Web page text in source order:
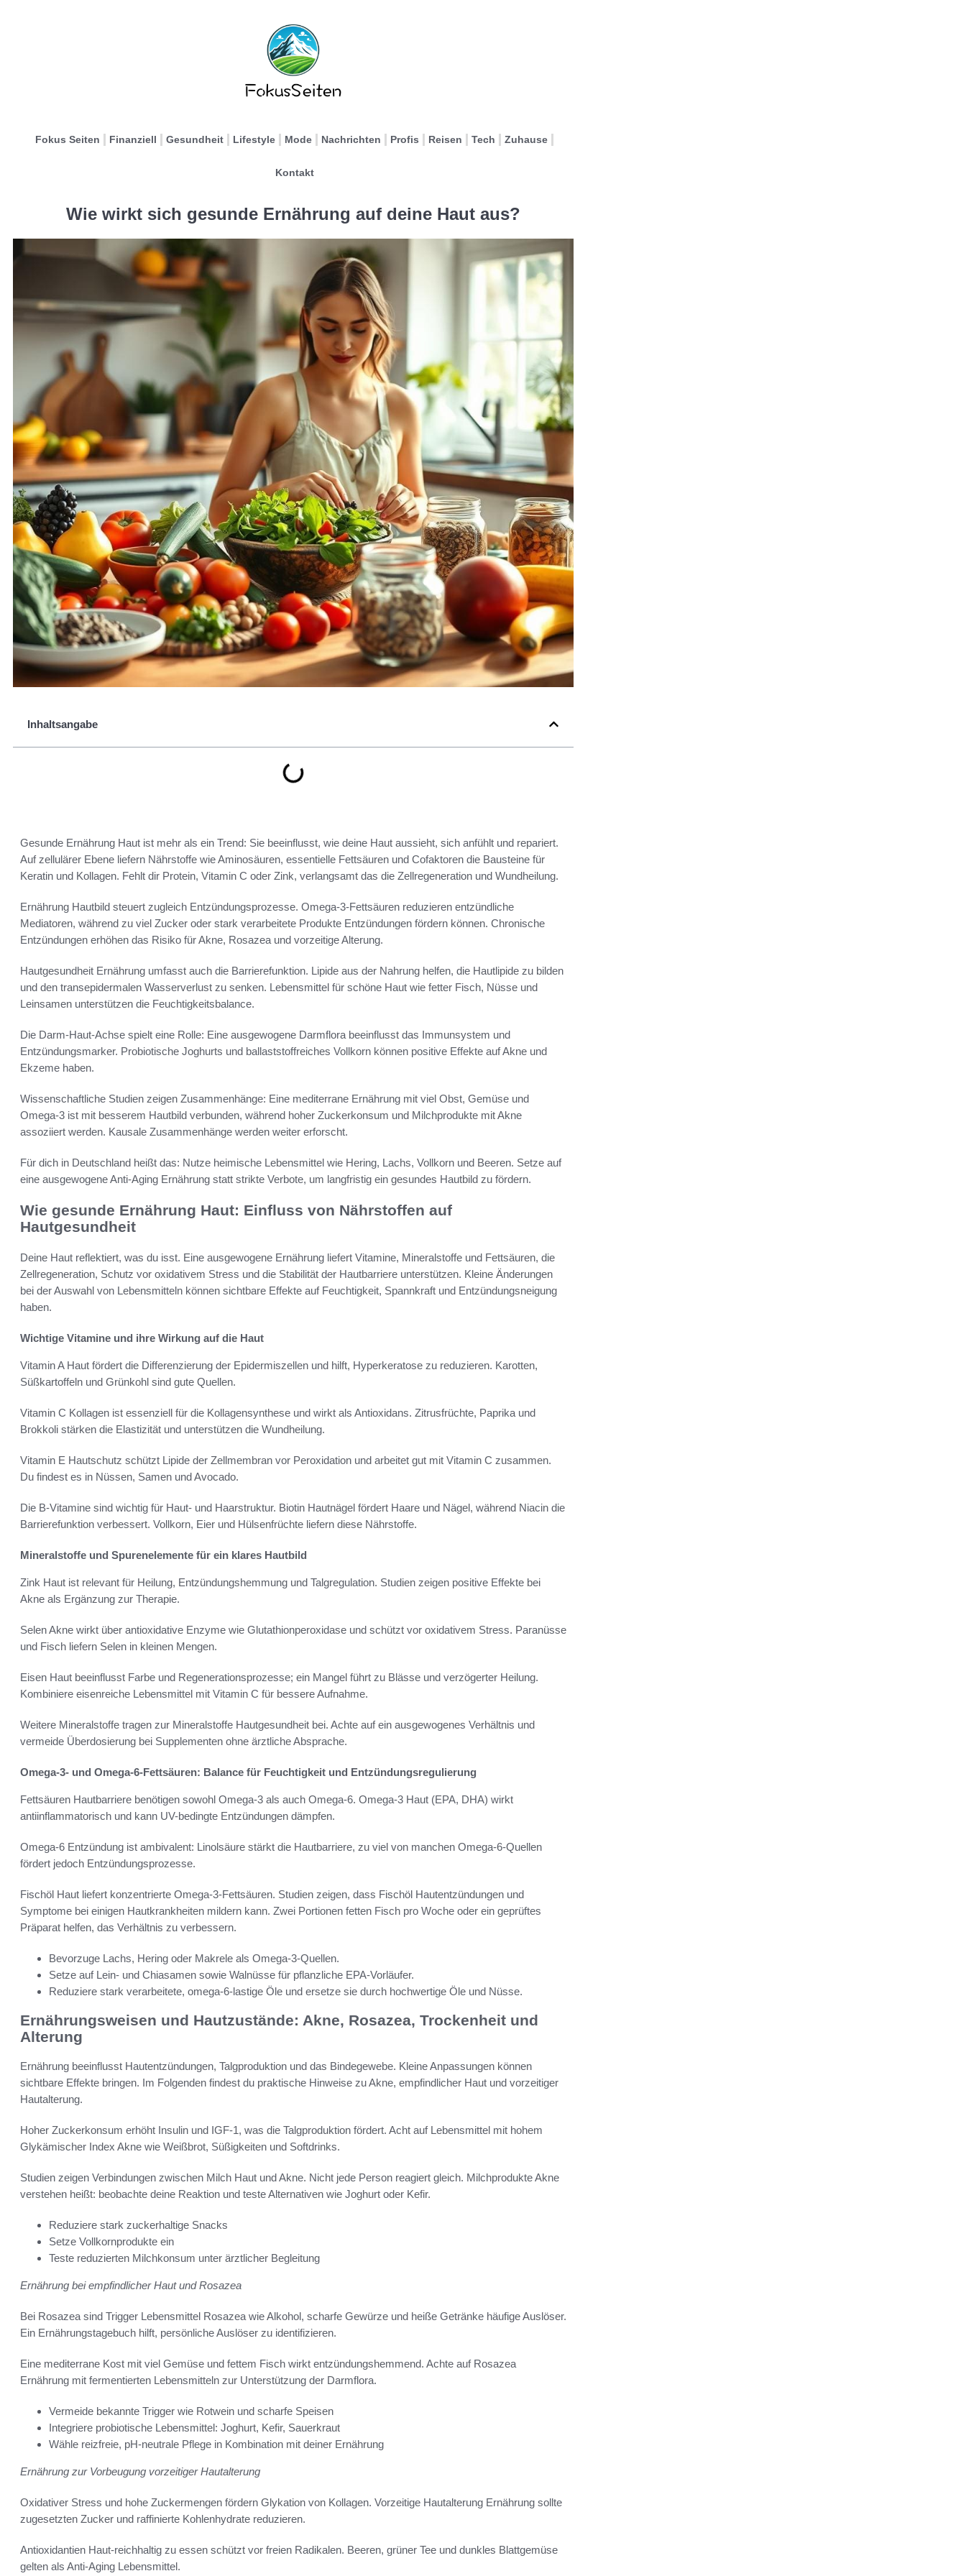
Fokus Seiten Finanziell Gesundheit Lifestyle Mode Nachrichten Profis Reisen Tech Zuhause
Kontakt
Wie wirkt sich gesunde Ernährung auf deine Haut aus?
Inhaltsangabe
Gesunde Ernährung Haut ist mehr als ein Trend: Sie beeinflusst, wie deine Haut aussieht, sich anfühlt und repariert.
Auf zellulärer Ebene liefern Nährstoffe wie Aminosäuren, essentielle Fettsäuren und Cofaktoren die Bausteine für
Keratin und Kollagen. Fehlt dir Protein, Vitamin C oder Zink, verlangsamt das die Zellregeneration und Wundheilung.
Ernährung Hautbild steuert zugleich Entzündungsprozesse. Omega-3-Fettsäuren reduzieren entzündliche
Mediatoren, während zu viel Zucker oder stark verarbeitete Produkte Entzündungen fördern können. Chronische
Entzündungen erhöhen das Risiko für Akne, Rosazea und vorzeitige Alterung.
Hautgesundheit Ernährung umfasst auch die Barrierefunktion. Lipide aus der Nahrung helfen, die Hautlipide zu bilden
und den transepidermalen Wasserverlust zu senken. Lebensmittel für schöne Haut wie fetter Fisch, Nüsse und
Leinsamen unterstützen die Feuchtigkeitsbalance.
Die Darm-Haut-Achse spielt eine Rolle: Eine ausgewogene Darmflora beeinflusst das Immunsystem und
Entzündungsmarker. Probiotische Joghurts und ballaststoffreiches Vollkorn können positive Effekte auf Akne und
Ekzeme haben.
Wissenschaftliche Studien zeigen Zusammenhänge: Eine mediterrane Ernährung mit viel Obst, Gemüse und
Omega-3 ist mit besserem Hautbild verbunden, während hoher Zuckerkonsum und Milchprodukte mit Akne
assoziiert werden. Kausale Zusammenhänge werden weiter erforscht.
Für dich in Deutschland heißt das: Nutze heimische Lebensmittel wie Hering, Lachs, Vollkorn und Beeren. Setze auf
eine ausgewogene Anti-Aging Ernährung statt strikte Verbote, um langfristig ein gesundes Hautbild zu fördern.
Wie gesunde Ernährung Haut: Einfluss von Nährstoffen auf
Hautgesundheit
Deine Haut reflektiert, was du isst. Eine ausgewogene Ernährung liefert Vitamine, Mineralstoffe und Fettsäuren, die
Zellregeneration, Schutz vor oxidativem Stress und die Stabilität der Hautbarriere unterstützen. Kleine Änderungen
bei der Auswahl von Lebensmitteln können sichtbare Effekte auf Feuchtigkeit, Spannkraft und Entzündungsneigung
haben.
Wichtige Vitamine und ihre Wirkung auf die Haut
Vitamin A Haut fördert die Differenzierung der Epidermiszellen und hilft, Hyperkeratose zu reduzieren. Karotten,
Süßkartoffeln und Grünkohl sind gute Quellen.
Vitamin C Kollagen ist essenziell für die Kollagensynthese und wirkt als Antioxidans. Zitrusfrüchte, Paprika und
Brokkoli stärken die Elastizität und unterstützen die Wundheilung.
Vitamin E Hautschutz schützt Lipide der Zellmembran vor Peroxidation und arbeitet gut mit Vitamin C zusammen.
Du findest es in Nüssen, Samen und Avocado.
Die B-Vitamine sind wichtig für Haut- und Haarstruktur. Biotin Hautnägel fördert Haare und Nägel, während Niacin die
Barrierefunktion verbessert. Vollkorn, Eier und Hülsenfrüchte liefern diese Nährstoffe.
Mineralstoffe und Spurenelemente für ein klares Hautbild
Zink Haut ist relevant für Heilung, Entzündungshemmung und Talgregulation. Studien zeigen positive Effekte bei
Akne als Ergänzung zur Therapie.
Selen Akne wirkt über antioxidative Enzyme wie Glutathionperoxidase und schützt vor oxidativem Stress. Paranüsse
und Fisch liefern Selen in kleinen Mengen.
Eisen Haut beeinflusst Farbe und Regenerationsprozesse; ein Mangel führt zu Blässe und verzögerter Heilung.
Kombiniere eisenreiche Lebensmittel mit Vitamin C für bessere Aufnahme.
Weitere Mineralstoffe tragen zur Mineralstoffe Hautgesundheit bei. Achte auf ein ausgewogenes Verhältnis und
vermeide Überdosierung bei Supplementen ohne ärztliche Absprache.
Omega-3- und Omega-6-Fettsäuren: Balance für Feuchtigkeit und Entzündungsregulierung
Fettsäuren Hautbarriere benötigen sowohl Omega-3 als auch Omega-6. Omega-3 Haut (EPA, DHA) wirkt
antiinflammatorisch und kann UV-bedingte Entzündungen dämpfen.
Omega-6 Entzündung ist ambivalent: Linolsäure stärkt die Hautbarriere, zu viel von manchen Omega-6-Quellen
fördert jedoch Entzündungsprozesse.
Fischöl Haut liefert konzentrierte Omega-3-Fettsäuren. Studien zeigen, dass Fischöl Hautentzündungen und
Symptome bei einigen Hautkrankheiten mildern kann. Zwei Portionen fetten Fisch pro Woche oder ein geprüftes
Präparat helfen, das Verhältnis zu verbessern.
Bevorzuge Lachs, Hering oder Makrele als Omega-3-Quellen.
Setze auf Lein- und Chiasamen sowie Walnüsse für pflanzliche EPA-Vorläufer.
Reduziere stark verarbeitete, omega-6-lastige Öle und ersetze sie durch hochwertige Öle und Nüsse.
Ernährungsweisen und Hautzustände: Akne, Rosazea, Trockenheit und
Alterung
Ernährung beeinflusst Hautentzündungen, Talgproduktion und das Bindegewebe. Kleine Anpassungen können
sichtbare Effekte bringen. Im Folgenden findest du praktische Hinweise zu Akne, empfindlicher Haut und vorzeitiger
Hautalterung.
Hoher Zuckerkonsum erhöht Insulin und IGF-1, was die Talgproduktion fördert. Acht auf Lebensmittel mit hohem
Glykämischer Index Akne wie Weißbrot, Süßigkeiten und Softdrinks.
Studien zeigen Verbindungen zwischen Milch Haut und Akne. Nicht jede Person reagiert gleich. Milchprodukte Akne
verstehen heißt: beobachte deine Reaktion und teste Alternativen wie Joghurt oder Kefir.
Reduziere stark zuckerhaltige Snacks
Setze Vollkornprodukte ein
Teste reduzierten Milchkonsum unter ärztlicher Begleitung
Ernährung bei empfindlicher Haut und Rosazea
Bei Rosazea sind Trigger Lebensmittel Rosazea wie Alkohol, scharfe Gewürze und heiße Getränke häufige Auslöser.
Ein Ernährungstagebuch hilft, persönliche Auslöser zu identifizieren.
Eine mediterrane Kost mit viel Gemüse und fettem Fisch wirkt entzündungshemmend. Achte auf Rosazea
Ernährung mit fermentierten Lebensmitteln zur Unterstützung der Darmflora.
Vermeide bekannte Trigger wie Rotwein und scharfe Speisen
Integriere probiotische Lebensmittel: Joghurt, Kefir, Sauerkraut
Wähle reizfreie, pH-neutrale Pflege in Kombination mit deiner Ernährung
Ernährung zur Vorbeugung vorzeitiger Hautalterung
Oxidativer Stress und hohe Zuckermengen fördern Glykation von Kollagen. Vorzeitige Hautalterung Ernährung sollte
zugesetzten Zucker und raffinierte Kohlenhydrate reduzieren.
Antioxidantien Haut-reichhaltig zu essen schützt vor freien Radikalen. Beeren, grüner Tee und dunkles Blattgemüse
gelten als Anti-Aging Lebensmittel.